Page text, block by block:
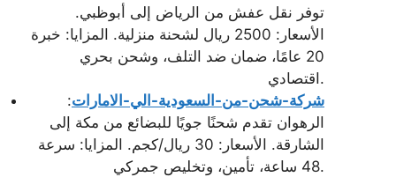
توفر نقل عفش من الرياض إلى أبوظبي.
الأسعار: 2500 ريال لشحنة منزلية. المزايا: خبرة
20 عامًا، ضمان ضد التلف، وشحن بحري
اقتصادي.
شركة-شحن-من-السعودية-الي-الامارات:
الرهوان تقدم شحنًا جويًا للبضائع من مكة إلى
الشارقة. الأسعار: 30 ريال/كجم. المزايا: سرعة
48 ساعة، تأمين، وتخليص جمركي.